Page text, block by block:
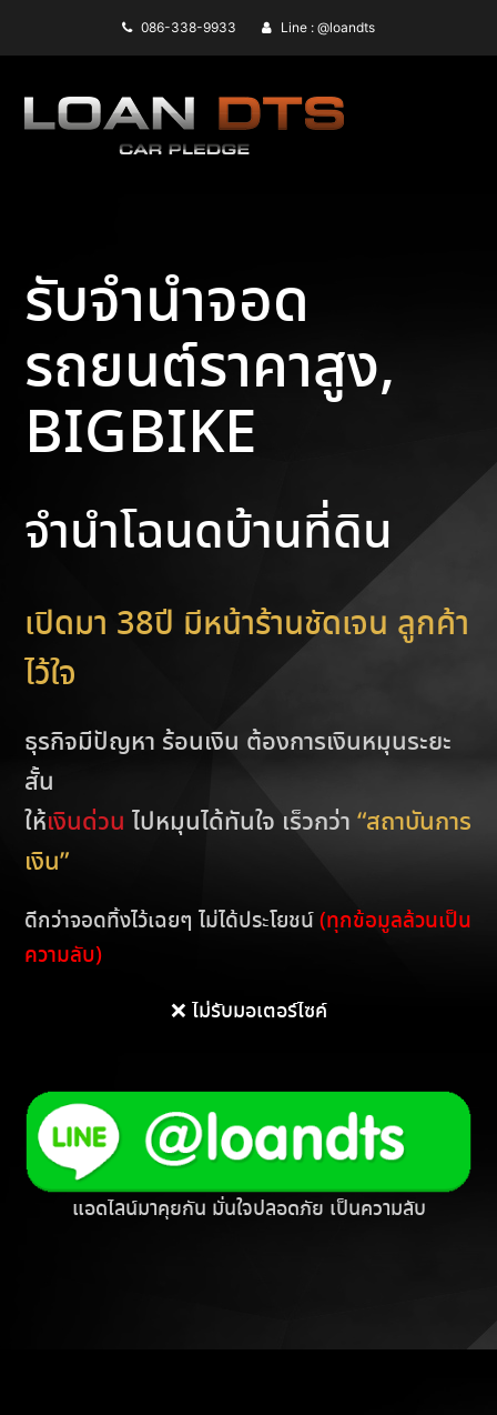
086-338-9933 Line : @loandts
รับจำนำจอด
รถยนต์ราคาสูง,
BIGBIKE
จำนำโฉนดบ้านที่ดิน
เปิดมา 38ปี มีหน้าร้านชัดเจน ลูกค้า
ไว้ใจ
ธุรกิจมีปัญหา ร้อนเงิน ต้องการเงินหมุนระยะ
สั้น
ให้เงินด่วน ไปหมุนได้ทันใจ เร็วกว่า“สถาบันการ
เงิน”
ดีกว่าจอดทิ้งไว้เฉยๆ ไม่ได้ประโยชน์(ทุกข้อมูลล้วนเป็น
ความลับ)
❌ ไม่รับมอเตอร์ไซค์
แอดไลน์มาคุยกัน มั่นใจปลอดภัย เป็นความลับ